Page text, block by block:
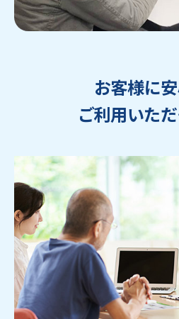
ウェブから1分
かんたん査定見積
お客様に
ご利用いた